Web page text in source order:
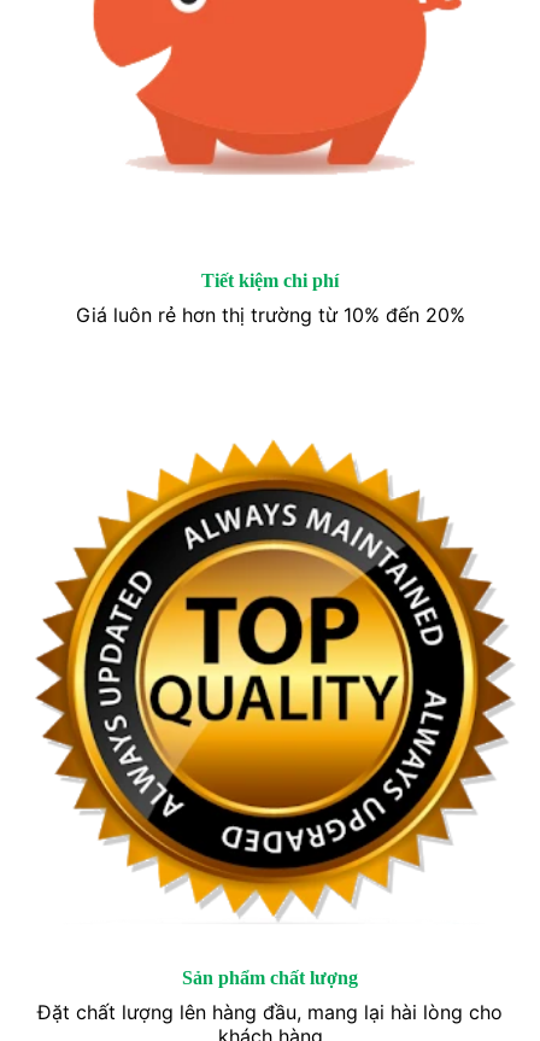
Tiết kiệm chi phí
Giá luôn rẻ hơn thị trường từ 10% đến 20%
Sản phẩm chất lượng
Đặt chất lượng lên hàng đầu, mang lại hài lòng cho
khách hàng